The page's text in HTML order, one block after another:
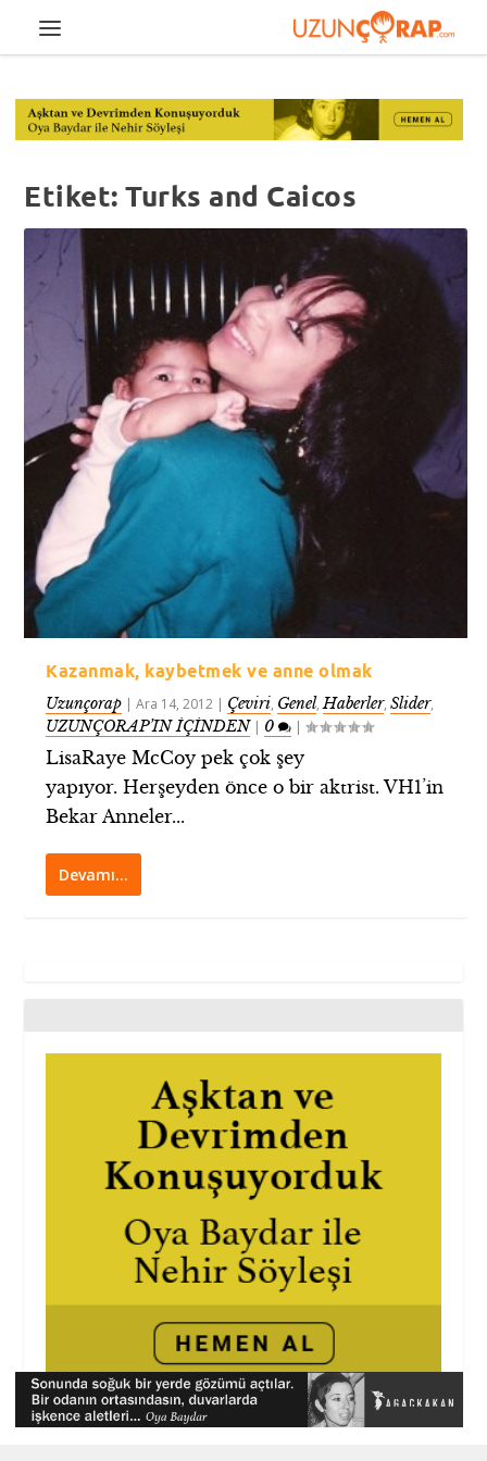
Etiket:Turks and Caicos
Kazanmak, kaybetmek ve anne olmak
Uzunçorap |Ara 14, 2012 Çeviri, Genel,Haberler,Slider,
UZUNÇORAP’IN İÇİNDEN 0 |
LisaRaye McCoy pek çok şey
yapıyor. Herşeyden önce o bir aktrist. VH1’in
Bekar Anneler...
Devamı…